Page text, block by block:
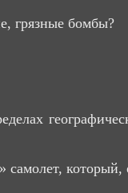
грязные бомбы?
который,